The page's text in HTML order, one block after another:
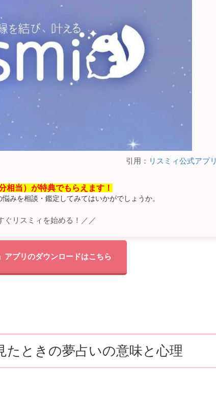
引用： リスミィ公式アプリ
相当）が特典でもらえます！
みを相談・鑑定してみてはいかがでしょうか。
ぐリスミィを始める！／／
アプリのダウンロードはこちら
たときの夢占いの意味と心理